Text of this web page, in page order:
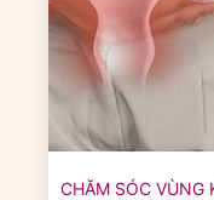
CHĂM SÓC VÙNG